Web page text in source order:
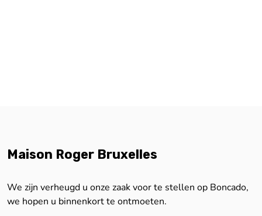
Maison Roger Bruxelles
We zijn verheugd u onze zaak voor te stellen op Boncado,
we hopen u binnenkort te ontmoeten.